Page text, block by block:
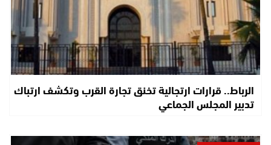
الرباط.. قرارات ارتجالية تخنق تجارة القرب وتكشف ارتباك
تدبير المجلس الجماعي